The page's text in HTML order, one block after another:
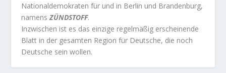
Nationaldemokraten für und in Berlin und Brandenburg,
namensZÜNDSTOFF.
Inzwischen ist es das einzige regelmäßig erscheinende
Blatt in der gesamten Region für Deutsche, die noch
Deutsche sein wollen.